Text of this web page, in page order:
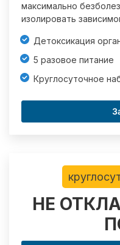
максимально
изолировать
Детоксикация
5 разовое питание
Круглосуточное
НЕ